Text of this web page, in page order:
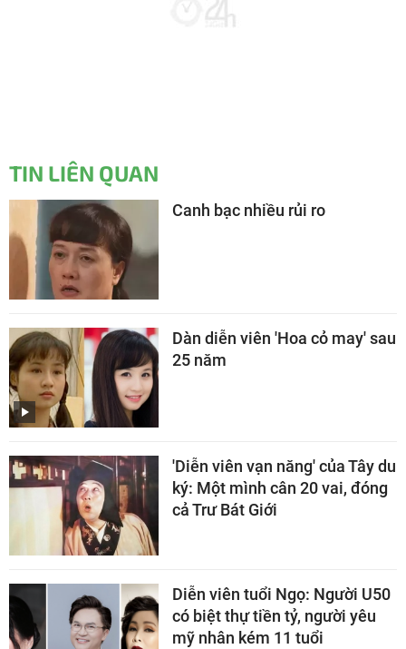
TIN LIÊN QUAN
Canh bạc nhiều rủi ro
Dàn diễn viên 'Hoa cỏ may' sau
25 năm
'Diễn viên vạn năng' của Tây du
ký: Một mình cân 20 vai, đóng
cả Trư Bát Giới
Diễn viên tuổi Ngọ: Người U50
có biệt thự tiền tỷ, người yêu
mỹ nhân kém 11 tuổi